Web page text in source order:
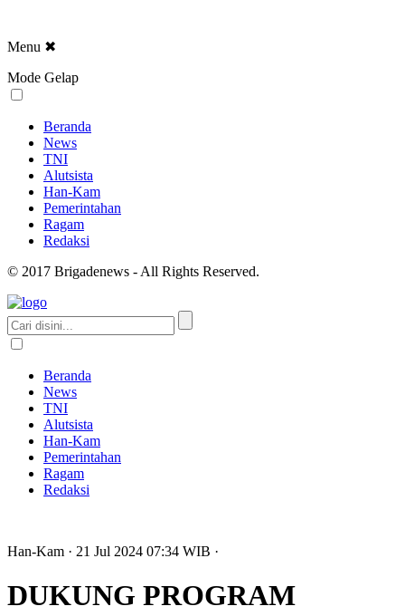
Menu ✖
Mode Gelap
Beranda
News
TNI
Alutsista
Han-Kam
Pemerintahan
Ragam
Redaksi
© 2017 Brigadenews - All Rights Reserved.
Beranda
News
TNI
Alutsista
Han-Kam
Pemerintahan
Ragam
Redaksi
Han-Kam · 21 Jul 2024 07:34 WIB ·
DUKUNG PROGRAM